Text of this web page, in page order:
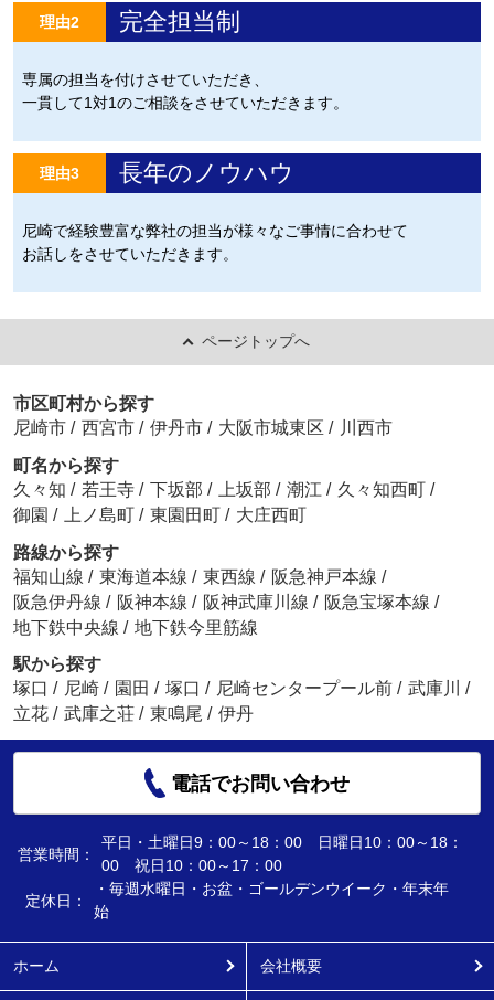
理由2 完全担当制
専属の担当を付けさせていただき、
一貫して1対1のご相談をさせていただきます。
理由3 長年のノウハウ
尼崎で経験豊富な弊社の担当が様々なご事情に合わせて
お話しをさせていただきます。
ページトップへ
市区町村から探す
尼崎市 / 西宮市 / 伊丹市 / 大阪市城東区 / 川西市
町名から探す
久々知 / 若王寺 / 下坂部 / 上坂部 / 潮江 / 久々知西町 /
御園 / 上ノ島町 / 東園田町 / 大庄西町
路線から探す
福知山線 / 東海道本線 / 東西線 / 阪急神戸本線 /
阪急伊丹線 / 阪神本線 / 阪神武庫川線 / 阪急宝塚本線 /
地下鉄中央線 / 地下鉄今里筋線
駅から探す
塚口 / 尼崎 / 園田 / 塚口 / 尼崎センタープール前 / 武庫川 /
立花 / 武庫之荘 / 東鳴尾 / 伊丹
電話でお問い合わせ
営業時間：
平日・土曜日9：00～18：00 日曜日10：00～18：
00 祝日10：00～17：00
定休日：
・毎週水曜日・お盆・ゴールデンウイーク・年末年
始
ホーム 会社概要